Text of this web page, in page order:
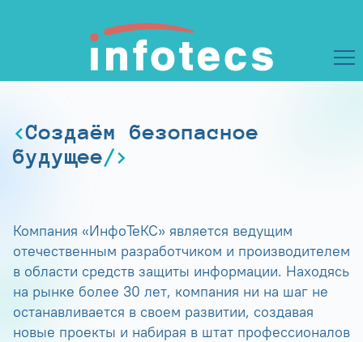
Создаём безопасное
будущее
Компания «ИнфоТеКС» является ведущим
отечественным разработчиком и производителем
в области средств защиты информации. Находясь
на рынке более 30 лет, компания ни на шаг не
останавливается в своем развитии, создавая
новые проекты и набирая в штат профессионалов